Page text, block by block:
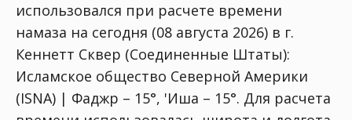
использовался при расчете времени
намаза на сегодня (08 августа 2026) в г.
Кеннетт Сквер (Соединенные Штаты):
Исламское общество Северной Америки
(ISNA) | Фаджр – 15°, 'Иша – 15°. Для расчета